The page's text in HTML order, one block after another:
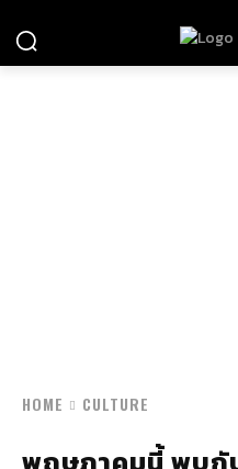
HOME CULTURE